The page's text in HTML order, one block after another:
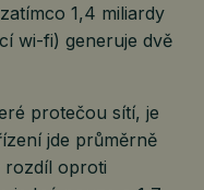
1,4 miliardy
wi-fi) generuje dvě
protečou sítí, je
jde průměrně
rozdíl oproti